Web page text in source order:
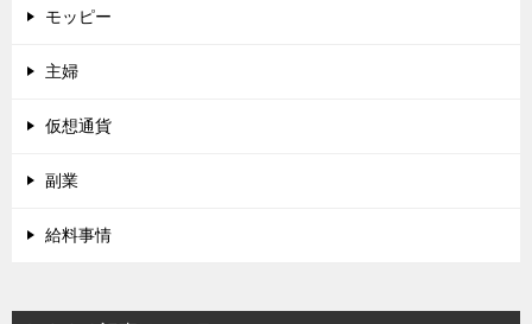
モッピー
主婦
仮想通貨
副業
給料事情